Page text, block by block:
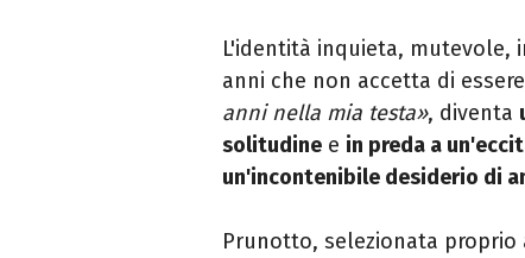
L'identità inquieta, mutevole,
anni che non accetta di
anni nella mia testa», diventa
solitudine e in preda a
un'incontenibile desiderio di
Prunotto, selezionata proprio